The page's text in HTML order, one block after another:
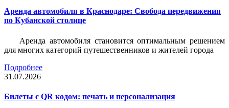
Аренда автомобиля в Краснодаре: Свобода передвижения
по Кубанской столице
Аренда автомобиля становится оптимальным решением
для многих категорий путешественников и жителей города
Подробнее
31.07.2026
Билеты c QR кодом: печать и персонализация